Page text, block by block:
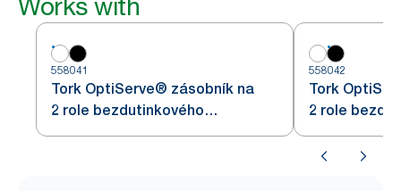
Works with
558041
Tork OptiServe® zásobník na
2 role bezdutinkového
toaletního papíru
558042
Tork
2 role
toaletního